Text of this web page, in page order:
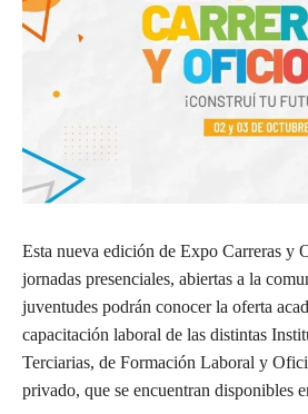
Esta nueva edición de Expo Carreras y
jornadas presenciales, abiertas a la
juventudes podrán conocer la oferta
capacitación laboral de las distintas
Terciarias, de Formación Laboral y
privado, que se encuentran disponibles